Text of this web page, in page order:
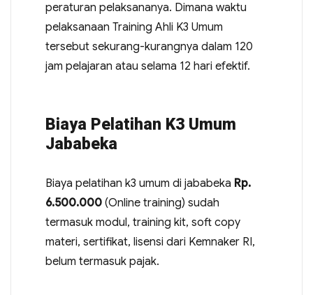
peraturan pelaksananya. Dimana waktu
pelaksanaan Training Ahli K3 Umum
tersebut sekurang-kurangnya dalam 120
jam pelajaran atau selama 12 hari efektif.
Biaya Pelatihan K3 Umum
Jababeka
Biaya pelatihan k3 umum di jababeka Rp.
6.500.000 (Online training) sudah
termasuk modul, training kit, soft copy
materi, sertifikat, lisensi dari Kemnaker RI,
belum termasuk pajak.